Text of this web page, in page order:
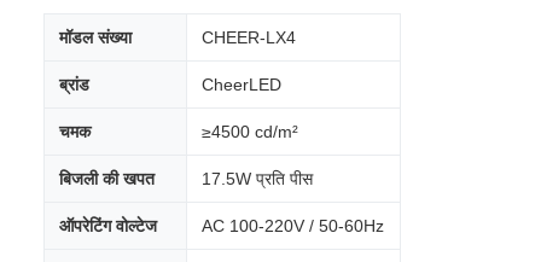
मॉडल संख्या CHEER-LX4
ब्रांड CheerLED
चमक ≥4500 cd/m²
बिजली की खपत 17.5W प्रति पीस
ऑपरेटिंग वोल्टेज AC 100-220V / 50-60Hz